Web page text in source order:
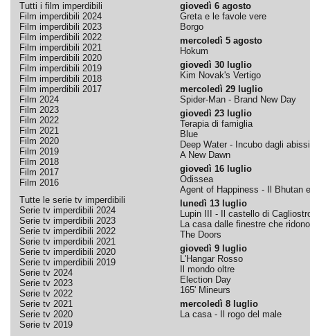
Tutti i film imperdibili
Film imperdibili 2024
Film imperdibili 2023
Film imperdibili 2022
Film imperdibili 2021
Film imperdibili 2020
Film imperdibili 2019
Film imperdibili 2018
Film imperdibili 2017
Film 2024
Film 2023
Film 2022
Film 2021
Film 2020
Film 2019
Film 2018
Film 2017
Film 2016
Tutte le serie tv imperdibili
Serie tv imperdibili 2024
Serie tv imperdibili 2023
Serie tv imperdibili 2022
Serie tv imperdibili 2021
Serie tv imperdibili 2020
Serie tv imperdibili 2019
Serie tv 2024
Serie tv 2023
Serie tv 2022
Serie tv 2021
Serie tv 2020
Serie tv 2019
giovedì 6 agosto
Greta e le favole vere
Borgo
mercoledì 5 agosto
Hokum
giovedì 30 luglio
Kim Novak's Vertigo
mercoledì 29 luglio
Spider-Man - Brand New Day
giovedì 23 luglio
Terapia di famiglia
Blue
Deep Water - Incubo dagli abissi
A New Dawn
giovedì 16 luglio
Odissea
Agent of Happiness - Il Bhutan
lunedì 13 luglio
Lupin III - Il castello di
La casa dalle finestre che ridono
The Doors
giovedì 9 luglio
L'Hangar Rosso
Il mondo oltre
Election Day
165' Mineurs
mercoledì 8 luglio
La casa - Il rogo del male